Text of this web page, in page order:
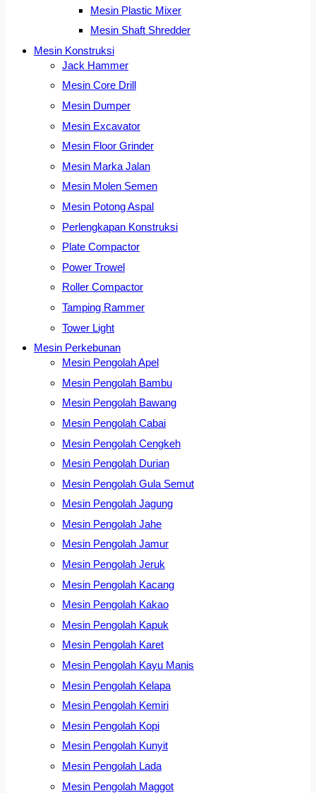
Mesin Plastic Mixer
Mesin Shaft Shredder
Mesin Konstruksi
Jack Hammer
Mesin Core Drill
Mesin Dumper
Mesin Excavator
Mesin Floor Grinder
Mesin Marka Jalan
Mesin Molen Semen
Mesin Potong Aspal
Perlengkapan Konstruksi
Plate Compactor
Power Trowel
Roller Compactor
Tamping Rammer
Tower Light
Mesin Perkebunan
Mesin Pengolah Apel
Mesin Pengolah Bambu
Mesin Pengolah Bawang
Mesin Pengolah Cabai
Mesin Pengolah Cengkeh
Mesin Pengolah Durian
Mesin Pengolah Gula Semut
Mesin Pengolah Jagung
Mesin Pengolah Jahe
Mesin Pengolah Jamur
Mesin Pengolah Jeruk
Mesin Pengolah Kacang
Mesin Pengolah Kakao
Mesin Pengolah Kapuk
Mesin Pengolah Karet
Mesin Pengolah Kayu Manis
Mesin Pengolah Kelapa
Mesin Pengolah Kemiri
Mesin Pengolah Kopi
Mesin Pengolah Kunyit
Mesin Pengolah Lada
Mesin Pengolah Maggot